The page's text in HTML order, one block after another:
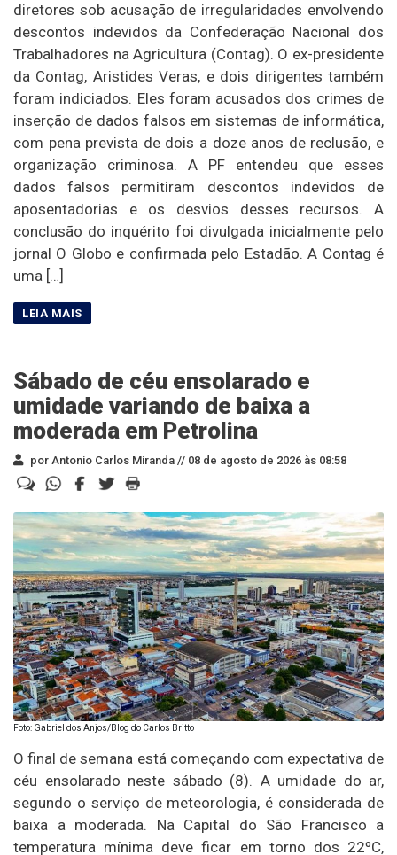
diretores sob acusação de irregularidades envolvendo
descontos indevidos da Confederação Nacional dos
Trabalhadores na Agricultura (Contag). O ex-presidente
da Contag, Aristides Veras, e dois dirigentes também
foram indiciados. Eles foram acusados dos crimes de
inserção de dados falsos em sistemas de informática,
com pena prevista de dois a doze anos de reclusão, e
organização criminosa. A PF entendeu que esses
dados falsos permitiram descontos indevidos de
aposentadorias e os desvios desses recursos. A
conclusão do inquérito foi divulgada inicialmente pelo
jornal O Globo e confirmada pelo Estadão. A Contag é
uma […]
Sábado de céu ensolarado e
umidade variando de baixa a
moderada em Petrolina
por Antonio Carlos Miranda // 08 de agosto de 2026 às 08:58
Foto: Gabriel dos Anjos/Blog do Carlos Britto
O final de semana está começando com expectativa de
céu ensolarado neste sábado (8). A umidade do ar,
segundo o serviço de meteorologia, é considerada de
baixa a moderada. Na Capital do São Francisco a
temperatura mínima deve ficar em torno dos 22ºC,